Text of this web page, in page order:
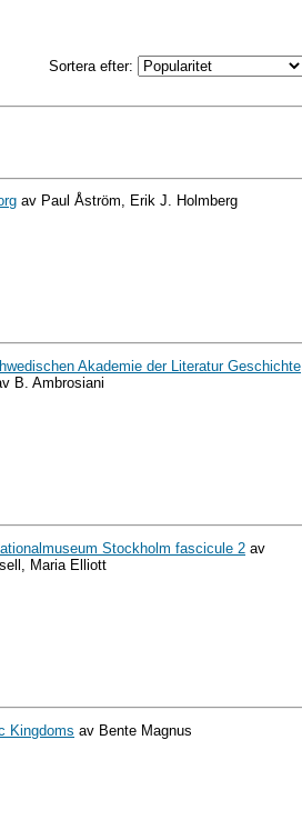
Sortera efter:
av Paul Åström, Erik J. Holmberg
Akademie der Literatur Geschichte
B. Ambrosiani
Stockholm fascicule 2 av
Maria Elliott
Kingdoms av Bente Magnus